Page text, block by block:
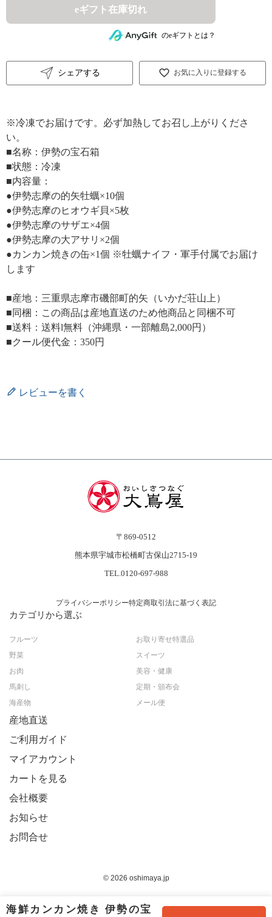
お気に入りに登録する
eギフト在庫切れ
のeギフトとは？
シェアする
※冷凍でお届けです。必ず加熱してお召し上がりくださ
い。
■名称：伊勢の宝石箱
■状態：冷凍
■内容量：
●伊勢志摩の的矢牡蠣×10個
●伊勢志摩のヒオウギ貝×5枚
●伊勢志摩のサザエ×4個
●伊勢志摩の大アサリ×2個
●カンカン焼きの缶×1個 ※牡蠣ナイフ・軍手付属でお届け
します
■産地：三重県志摩市磯部町的矢（いかだ荘山上）
■同梱：この商品は産地直送のため他商品と同梱不可
■送料：送料l無料（沖縄県・一部離島2,000円）
■クール便代金：350円
レビューを書く
海鮮カンカン焼き 伊勢の宝
〒869-0512
熊本県宇城市松橋町古保山2715-19
TEL.0120-697-988
プライバシーポリシー特定商取引法に基づく表記
カテゴリから選ぶ
フルーツ
野菜
お肉
馬刺し
海産物
お取り寄せ特選品
スイーツ
美容・健康
定期・頒布会
メール便
産地直送
ご利用ガイド
マイアカウント
カートを見る
会社概要
お知らせ
お問合せ
© 2026 oshimaya.jp